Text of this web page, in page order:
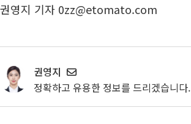
권영지 기자 0zz@etomato.com
권영지
정확하고 유용한 정보를 드리겠습니다.